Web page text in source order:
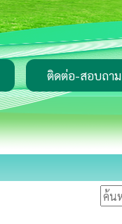
ติดต่อ-สอบถาม